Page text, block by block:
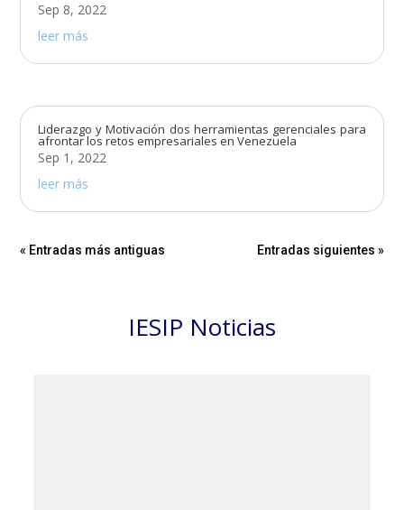
Sep 8, 2022
leer más
Liderazgo y Motivación dos herramientas gerenciales para
afrontar los retos empresariales en Venezuela
Sep 1, 2022
leer más
« Entradas más antiguas Entradas siguientes »
IESIP Noticias